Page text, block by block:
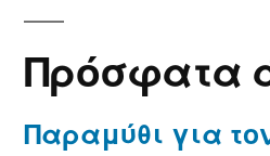
Πρόσφατα
Παραμύθι για